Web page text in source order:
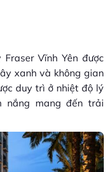
Vĩnh Yên được
xanh và không gian
duy trì ở nhiệt độ lý
nắng mang đến trải